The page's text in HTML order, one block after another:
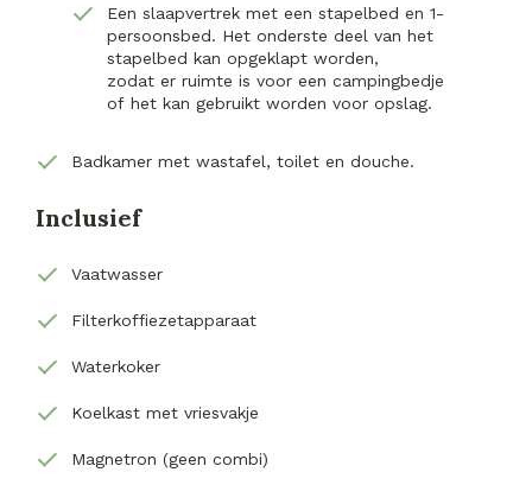
Een slaapvertrek met een stapelbed en 1-
persoonsbed. Het onderste deel van het
stapelbed kan opgeklapt worden,
zodat er ruimte is voor een campingbedje
of het kan gebruikt worden voor opslag.
Badkamer met wastafel, toilet en douche.
Inclusief
Vaatwasser
Filterkoffiezetapparaat
Waterkoker
Koelkast met vriesvakje
Magnetron (geen combi)